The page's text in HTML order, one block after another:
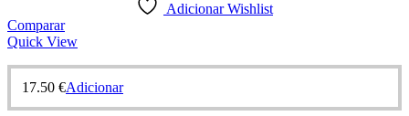
Adicionar Wishlist
Comparar
Quick View
17.50 €Adicionar